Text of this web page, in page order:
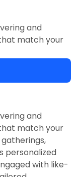
and
match your
and
match your
personalized
with like-